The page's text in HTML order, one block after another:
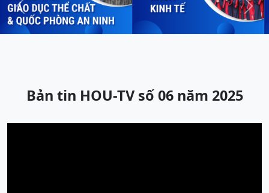
Previous Next
Bản tin HOU-TV số 06 năm 2025